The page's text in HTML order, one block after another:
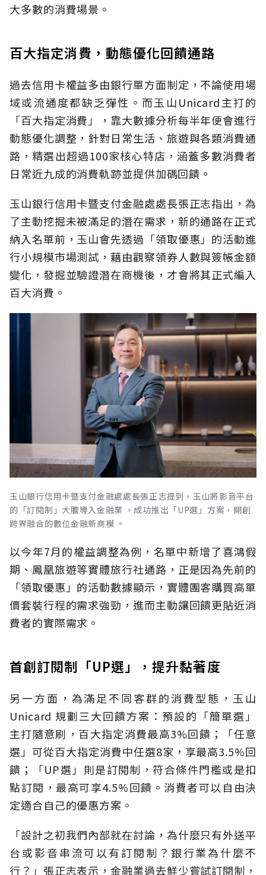
大多數的消費場景。
百大指定消費，動態優化回饋通路
過去信用卡權益多由銀行單方面制定，不論使用場
域或流通度都缺乏彈性。而玉山Unicard主打的
「百大指定消費」，靠大數據分析每半年便會進行
動態優化調整，針對日常生活、旅遊與各類消費通
路，精選出超過100家核心特店，涵蓋多數消費者
日常近九成的消費軌跡並提供加碼回饋。
玉山銀行信用卡暨支付金融處處長張正志指出，為
了主動挖掘未被滿足的潛在需求，新的通路在正式
納入名單前，玉山會先透過「領取優惠」的活動進
行小規模市場測試，藉由觀察領券人數與簽帳金額
變化，發掘並驗證潛在商機後，才會將其正式編入
百大消費。
玉山銀行信用卡暨支付金融處處長張正志提到，玉山將影音平台
的「訂閱制」大膽導入金融業 ，成功推出「UP選」方案，開創
跨界融合的數位金融新商模 。
以今年7月的權益調整為例，名單中新增了喜鴻假
期、鳳凰旅遊等實體旅行社通路，正是因為先前的
「領取優惠」的活動數據顯示，實體團客購買高單
價套裝行程的需求強勁，進而主動讓回饋更貼近消
費者的實際需求。
首創訂閱制「UP選」，提升黏著度
另一方面，為滿足不同客群的消費型態，玉山
Unicard 規劃三大回饋方案：預設的「簡單選」
主打隨意刷，百大指定消費最高3%回饋；「任意
選」可從百大指定消費中任選8家，享最高3.5%回
饋；「UP選」則是訂閱制，符合條件門檻或是扣
點訂閱，最高可享4.5%回饋。消費者可以自由決
定適合自己的優惠方案。
「設計之初我們內部就在討論，為什麼只有外送平
台或影音串流可以有訂閱制？銀行業為什麼不
行？」張正志表示，金融業過去鮮少嘗試訂閱制，